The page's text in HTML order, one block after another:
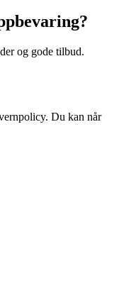
og gode tilbud.
Du kan når